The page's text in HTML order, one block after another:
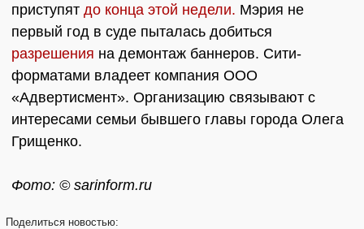
приступят до конца этой недели. Мэрия не
первый год в суде пыталась добиться
разрешения на демонтаж баннеров. Сити-
форматами владеет компания ООО
«Адвертисмент». Организацию связывают с
интересами семьи бывшего главы города Олега
Грищенко.
Фото: © sarinform.ru
Поделиться новостью: